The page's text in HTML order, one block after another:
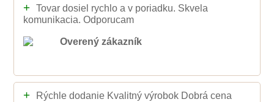
+
Tovar dosiel rychlo a v poriadku. Skvela
komunikacia. Odporucam
Overený zákazník
+ Rýchle dodanie Kvalitný výrobok Dobrá cena